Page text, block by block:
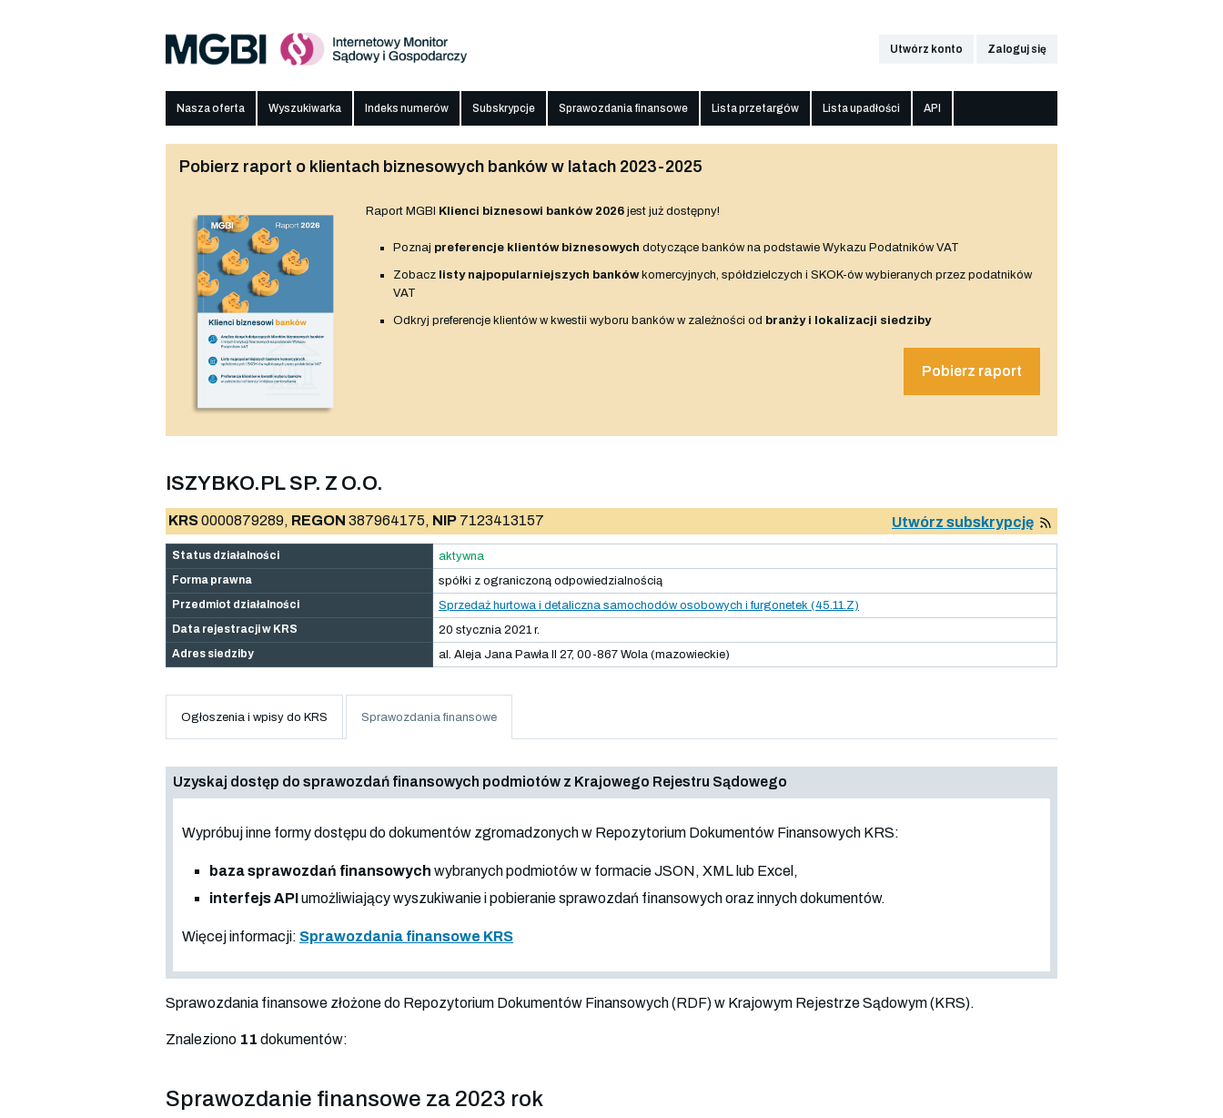
Utwórz konto Zaloguj się
Nasza oferta Wyszukiwarka Indeks numerów Subskrypcje Sprawozdania finansowe Lista przetargów Lista upadłości API
Pobierz raport o klientach biznesowych banków w latach 2023-2025
Raport MGBI Klienci biznesowi banków 2026 jest już dostępny!
Poznaj preferencje klientów biznesowych dotyczące banków na podstawie Wykazu Podatników VAT
Zobacz listy najpopularniejszych bankówkomercyjnych, spółdzielczych i SKOK-ów wybieranych przez podatników
VAT
Odkryj preferencje klientów w kwestii wyboru banków w zależności od branży i lokalizacji siedziby
Pobierz raport
ISZYBKO.PL SP. Z O.O.
KRS0000879289, REGON 387964175, NIP 7123413157 Utwórz subskrypcję
Status działalności
aktywna
Forma prawna
spółki z ograniczoną odpowiedzialnością
Przedmiot działalności
Sprzedaż hurtowa i detaliczna samochodów osobowych i furgonetek (45.11.Z)
Data rejestracji w KRS
20 stycznia 2021 r.
Adres siedziby
al. Aleja Jana Pawła II 27, 00-867 Wola (mazowieckie)
Ogłoszenia i wpisy do KRS Sprawozdania finansowe
Uzyskaj dostęp do sprawozdań finansowych podmiotów z Krajowego Rejestru Sądowego
Wypróbuj inne formy dostępu do dokumentów zgromadzonych w Repozytorium Dokumentów Finansowych KRS:
baza sprawozdań finansowych wybranych podmiotów w formacie JSON, XML lub Excel,
interfejs APIumożliwiający wyszukiwanie i pobieranie sprawozdań finansowych oraz innych dokumentów.
Więcej informacji: Sprawozdania finansowe KRS
Sprawozdania finansowe złożone do Repozytorium Dokumentów Finansowych (RDF) w Krajowym Rejestrze Sądowym (KRS).
Znaleziono 11 dokumentów:
Sprawozdanie finansowe za 2023 rok